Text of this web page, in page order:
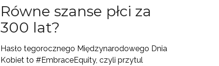
Równe szanse płci za
300 lat?
Hasło tegorocznego Międzynarodowego Dnia
Kobiet to #EmbraceEquity, czyli przytul